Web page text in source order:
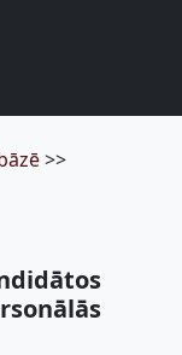
>>